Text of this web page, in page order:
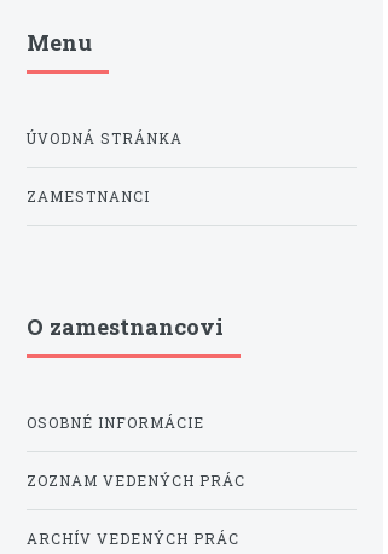
Menu
ÚVODNÁ STRÁNKA
ZAMESTNANCI
O zamestnancovi
OSOBNÉ INFORMÁCIE
ZOZNAM VEDENÝCH PRÁC
ARCHÍV VEDENÝCH PRÁC